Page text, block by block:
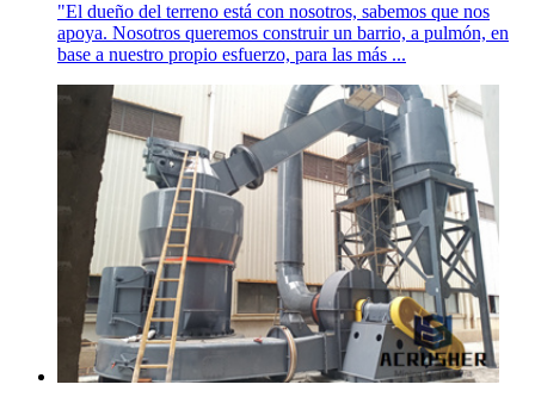
"El dueño del terreno está con nosotros, sabemos que nos
apoya. Nosotros queremos construir un barrio, a pulmón, en
base a nuestro propio esfuerzo, para las más ...